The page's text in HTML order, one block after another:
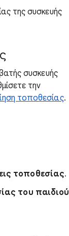
της συσκευής
συσκευής
την
τοποθεσίας.
τοποθεσίας.
του παιδιού